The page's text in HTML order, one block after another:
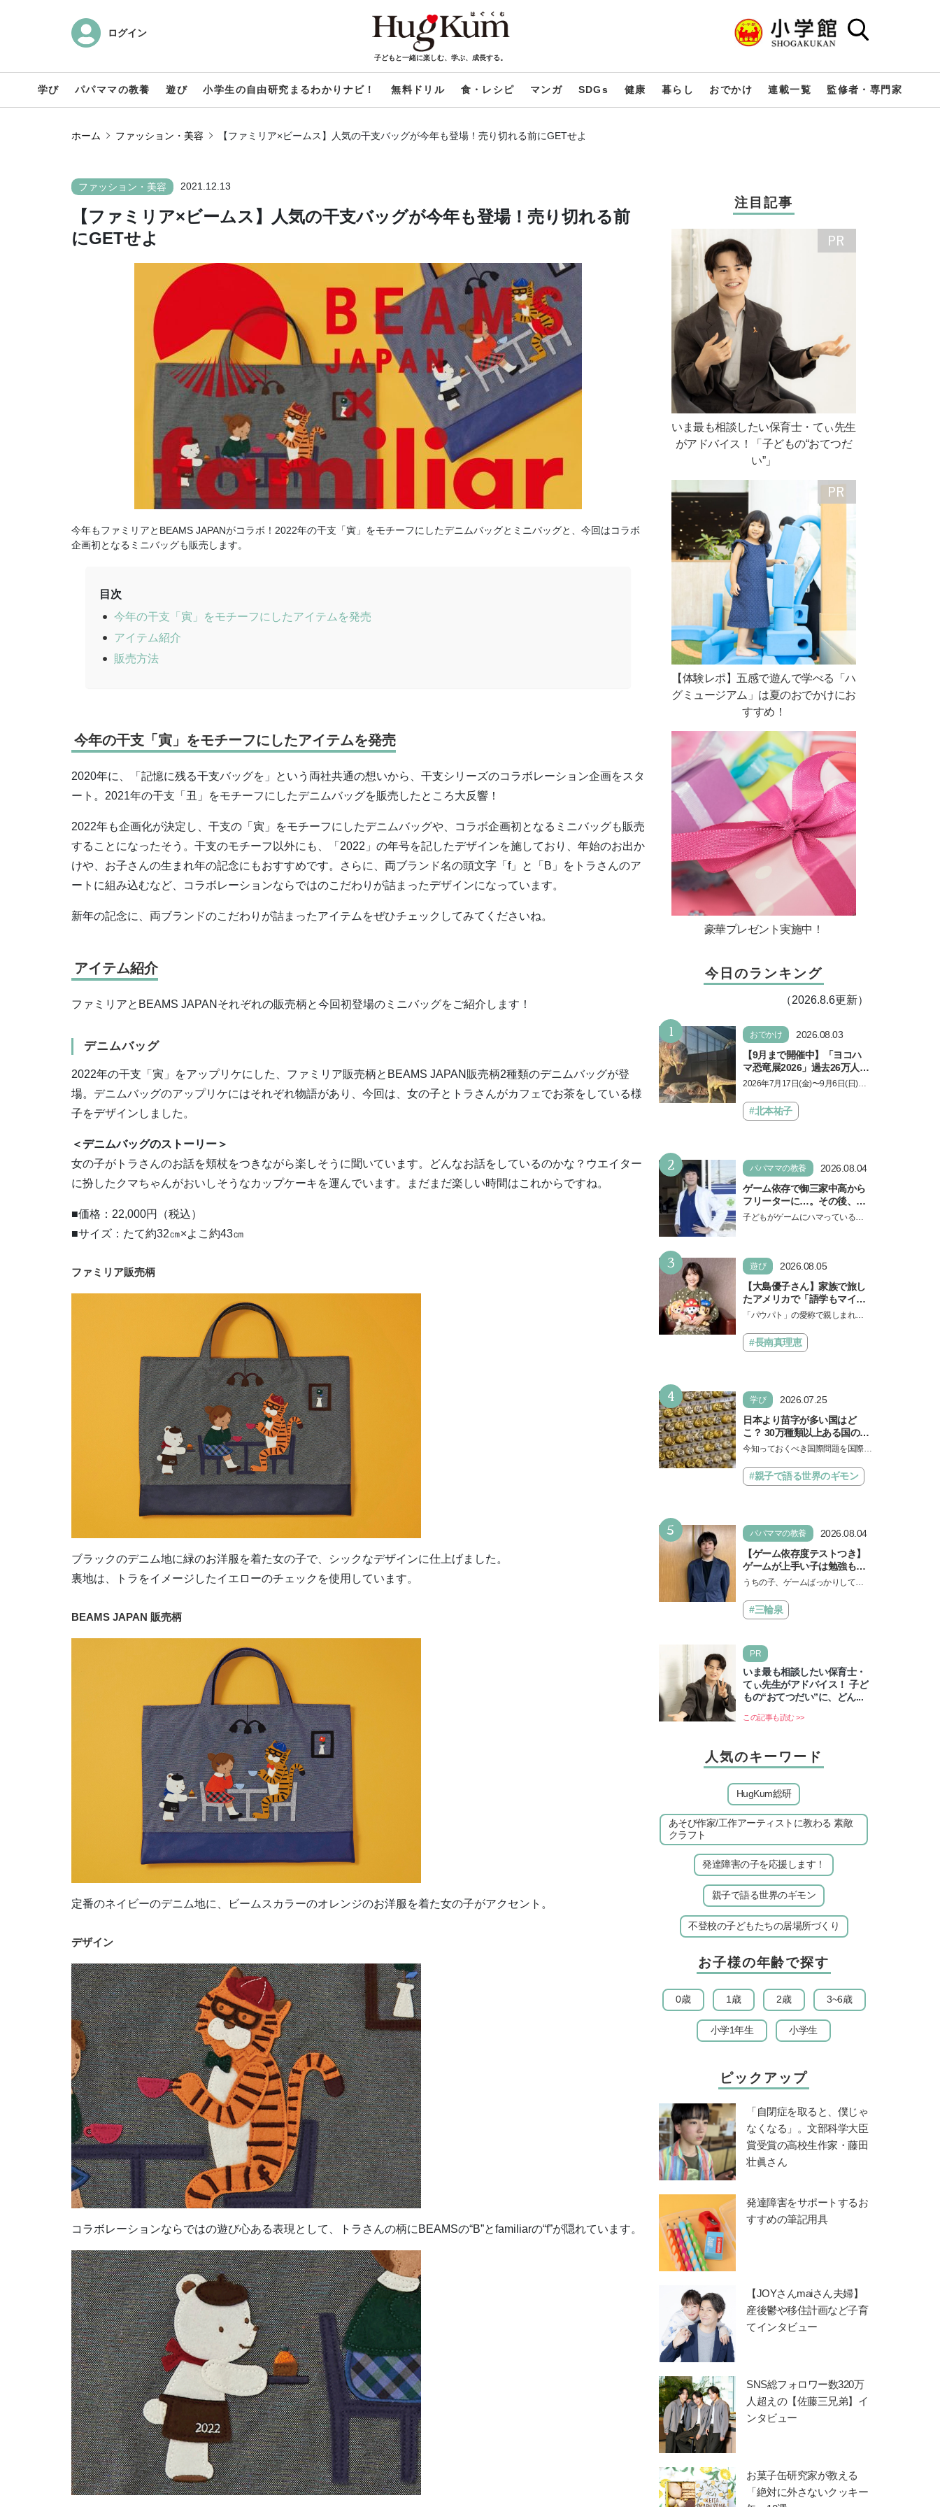
ログイン
子どもと一緒に楽しむ、学ぶ、成長する。
学び パパママの教養 遊び 小学生の自由研究まるわかりナビ！ 無料ドリル 食・レシピ マンガ SDGs 健康 暮らし おでかけ 連載一覧 監修者・専門家
ホーム ファッション・美容 【ファミリア×ビームス】人気の干支バッグが今年も登場！売り切れる前にGETせよ
ファッション・美容 2021.12.13
【ファミリア×ビームス】人気の干支バッグが今年も登場！売り切れる前
にGETせよ
今年もファミリアとBEAMS JAPANがコラボ！2022年の干支「寅」をモチーフにしたデニムバッグとミニバッグと、今回はコラボ
企画初となるミニバッグも販売します。
目次
今年の干支「寅」をモチーフにしたアイテムを発売
アイテム紹介
販売方法
今年の干支「寅」をモチーフにしたアイテムを発売
2020年に、「記憶に残る干支バッグを」という両社共通の想いから、干支シリーズのコラボレーション企画をスタ
ート。2021年の干支「丑」をモチーフにしたデニムバッグを販売したところ大反響！
2022年も企画化が決定し、干支の「寅」をモチーフにしたデニムバッグや、コラボ企画初となるミニバッグも販売
することになったそう。干支のモチーフ以外にも、「2022」の年号を記したデザインを施しており、年始のお出か
けや、お子さんの生まれ年の記念にもおすすめです。さらに、両ブランド名の頭文字「f」と「B」をトラさんのア
ートに組み込むなど、コラボレーションならではのこだわりが詰まったデザインになっています。
新年の記念に、両ブランドのこだわりが詰まったアイテムをぜひチェックしてみてくださいね。
アイテム紹介
ファミリアとBEAMS JAPANそれぞれの販売柄と今回初登場のミニバッグをご紹介します！
デニムバッグ
2022年の干支「寅」をアップリケにした、ファミリア販売柄とBEAMS JAPAN販売柄2種類のデニムバッグが登
場。デニムバッグのアップリケにはそれぞれ物語があり、今回は、女の子とトラさんがカフェでお茶をしている様
子をデザインしました。
＜デニムバッグのストーリー＞
女の子がトラさんのお話を頬杖をつきながら楽しそうに聞いています。どんなお話をしているのかな？ウエイター
に扮したクマちゃんがおいしそうなカップケーキを運んでいます。まだまだ楽しい時間はこれからですね。
■価格：22,000円（税込）
■サイズ：たて約32㎝×よこ約43㎝
ファミリア販売柄
ブラックのデニム地に緑のお洋服を着た女の子で、シックなデザインに仕上げました。
裏地は、トラをイメージしたイエローのチェックを使用しています。
BEAMS JAPAN 販売柄
定番のネイビーのデニム地に、ビームスカラーのオレンジのお洋服を着た女の子がアクセント。
デザイン
コラボレーションならではの遊び心ある表現として、トラさんの柄にBEAMSの“B”とfamiliarの“f”が隠れています。
注目記事
いま最も相談したい保育士・てぃ先生
がアドバイス！「子どもの“おてつだ
い”」
【体験レポ】五感で遊んで学べる「ハ
グミュージアム」は夏のおでかけにお
すすめ！
豪華プレゼント実施中！
今日のランキング
（2026.8.6更新）
1 おでかけ
2026.08.03
【9月まで開催中】「ヨコハ
マ恐竜展2026」過去26万人を
動員した恐竜展が9年ぶりに
しむポイントを完全ガイド
2026年7月17日(金)〜9月6日(日)、
「ヨコハマ恐竜展2026〜恐竜の食
卓大図鑑〜」が開催…
#北本祐子
2 パパママの教養
2026.08.04
ゲーム依存で御三家中高から
フリーターに…。その後、医
学部へ逆転合格した現役医師
子どもがゲームにハマっている
3 遊び
2026.08.05
【大島優子さん】家族で旅し
たアメリカで「語学もマイン
ドも！ 子どもの成長はすごか
『パウ・パトロール ザ・ダイ
ノ・ムービー』ではあきらめ
「パウパト」の愛称で親しまれる
の劇場版シリーズ第3弾、映画『パ
ウ・パトロール ザ…
#長南真理恵
4 学び
2026.07.25
日本より苗字が多い国はど
こ？ 30万種類以上ある国の理
由とは【親子で語る国際問
今知っておくべき国際問題を国際政
る「親子で語る国際問題」。今回
は、苗字の種類…
#親子で語る世界のギモン
5 パパママの教養
2026.08.04
【ゲーム依存度テストつき】
ゲームが上手い子は勉強もで
きる？御三家中高卒でゲーマ
えるゲームしながら受験で勝
つためのメソッド
うちの子、ゲームばっかりしてい
言し、子どもとトラブルになる家
庭は多いもの。でも…
#三輪泉
PR
いま最も相談したい保育士・
てぃ先生がアドバイス！ 子ど
もの“おてつだい”に、どん...
この記事も読む >>
人気のキーワード
HugKum総研
あそび作家/工作アーティストに教わる 素敵
クラフト
発達障害の子を応援します！
親子で語る世界のギモン
不登校の子どもたちの居場所づくり
お子様の年齢で探す
0歳 1歳 2歳 3~6歳
小学1年生 小学生
ピックアップ
「自閉症を取ると、僕じゃ
なくなる」。文部科学大臣
賞受賞の高校生作家・藤田
壮眞さん
発達障害をサポートするお
すすめの筆記用具
【JOYさんmaiさん夫婦】
産後鬱や移住計画など子育
てインタビュー
SNS総フォロワー数320万
人超えの【佐藤三兄弟】イ
ンタビュー
お菓子缶研究家が教える
「絶対に外さないクッキー